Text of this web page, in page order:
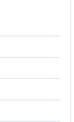
para
Barcelona
contacto próximo
checklist o
vista para
tanto para o
quanto para o
dos